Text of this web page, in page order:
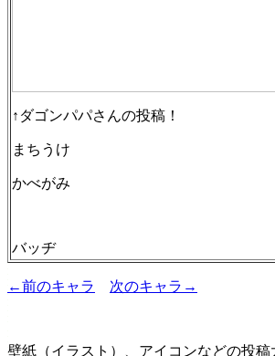
↑ダゴンパパさんの投稿！
まちうけ
かべがみ
バッヂ
←前のキャラ 次のキャラ→
壁紙（イラスト）、アイコンなどの投稿